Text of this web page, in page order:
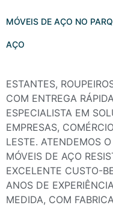
MÓVEIS DE AÇO NO
AÇO
ESTANTES,
COM ENTREGA
ESPECIALISTA EM
EMPRESAS,
LESTE. ATENDEMOS
MÓVEIS DE AÇO
EXCELENTE CUSTO-
ANOS DE
MEDIDA, COM